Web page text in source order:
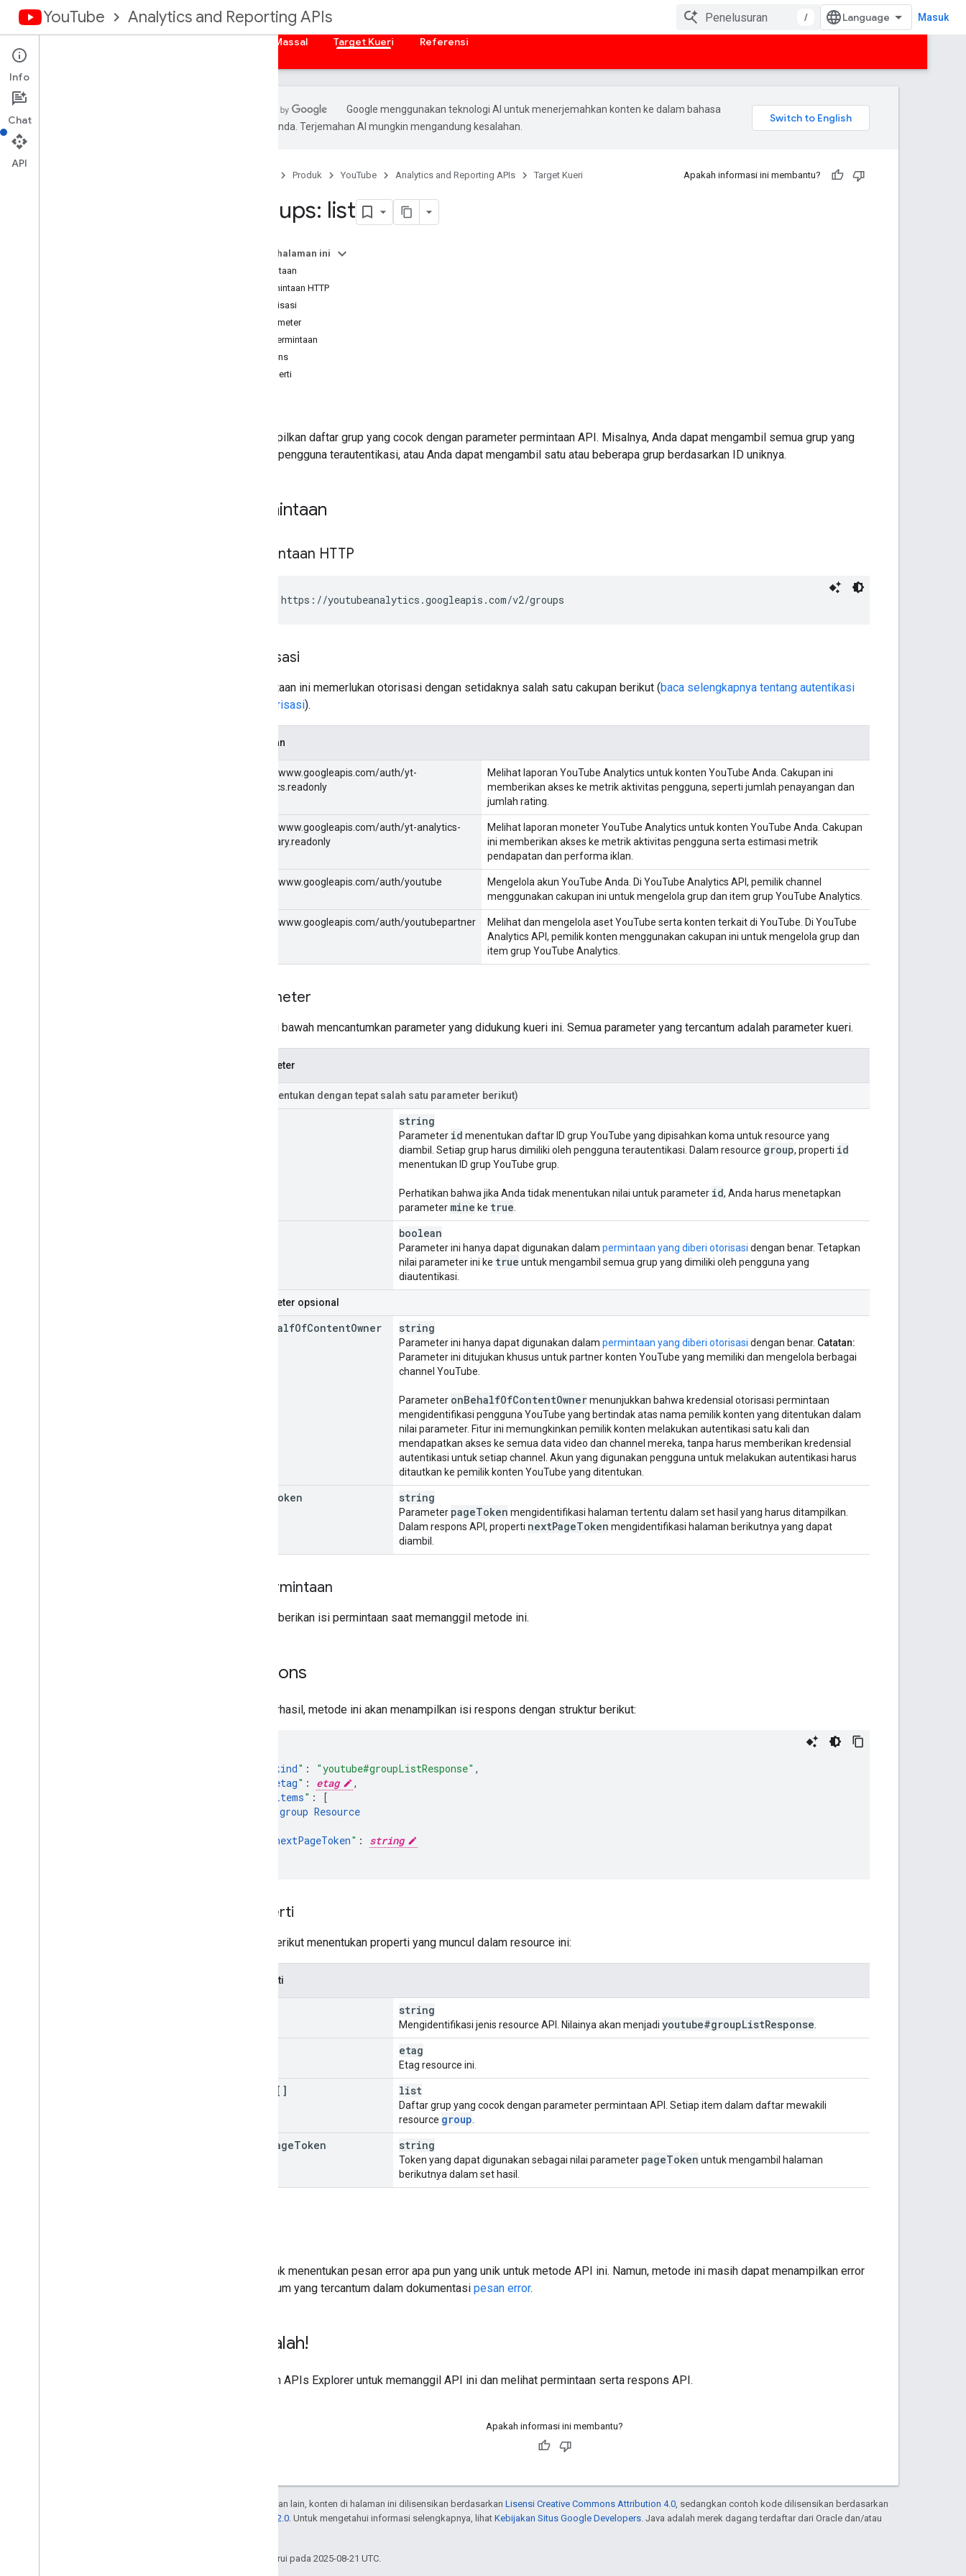
YouTube Analytics and Reporting APIs / Masuk
Laporan Massal Target Kueri Referensi
You
Google menggunakan teknologi AI untuk menerjemahkan konten ke dalam bahasa
pilihan Anda. Terjemahan AI mungkin mengandung kesalahan.
Produk YouTube Analytics and Reporting APIs Target Kueri Apakah informasi ini membantu?
Groups: list
Pada halaman ini
Permintaan
Permintaan HTTP
Otorisasi
Parameter
Isi permintaan
Respons
Properti
Menampilkan daftar grup yang cocok dengan parameter permintaan API. Misalnya, Anda dapat mengambil semua grup yang
dimiliki pengguna terautentikasi, atau Anda dapat mengambil satu atau beberapa grup berdasarkan ID uniknya.
Permintaan
Permintaan HTTP
GET https://youtubeanalytics.googleapis.com/v2/groups
Otorisasi
Permintaan ini memerlukan otorisasi dengan setidaknya salah satu cakupan berikut (baca selengkapnya tentang autentikasi
dan otorisasi).
Cakupan
https://www.googleapis.com/auth/yt-
analytics.readonly
Melihat laporan YouTube Analytics untuk konten YouTube Anda. Cakupan ini
memberikan akses ke metrik aktivitas pengguna, seperti jumlah penayangan dan
jumlah rating.
https://www.googleapis.com/auth/yt-analytics-
monetary.readonly
Melihat laporan moneter YouTube Analytics untuk konten YouTube Anda. Cakupan
ini memberikan akses ke metrik aktivitas pengguna serta estimasi metrik
pendapatan dan performa iklan.
https://www.googleapis.com/auth/youtube
Mengelola akun YouTube Anda. Di YouTube Analytics API, pemilik channel
menggunakan cakupan ini untuk mengelola grup dan item grup YouTube Analytics.
https://www.googleapis.com/auth/youtubepartner
Melihat dan mengelola aset YouTube serta konten terkait di YouTube. Di YouTube
Analytics API, pemilik konten menggunakan cakupan ini untuk mengelola grup dan
item grup YouTube Analytics.
Parameter
Tabel di bawah mencantumkan parameter yang didukung kueri ini. Semua parameter yang tercantum adalah parameter kueri.
Parameter
(tentukan dengan tepat salah satu parameter berikut)
string
Parameter id menentukan daftar ID grup YouTube yang dipisahkan koma untuk resource yang
diambil. Setiap grup harus dimiliki oleh pengguna terautentikasi. Dalam resource group, properti id
menentukan ID grup YouTube grup.
Perhatikan bahwa jika Anda tidak menentukan nilai untuk parameter id, Anda harus menetapkan
parameter mine ke true
boolean
Parameter ini hanya dapat digunakan dalam permintaan yang diberi otorisasi dengan benar. Tetapkan
nilai parameter ini ke true untuk mengambil semua grup yang dimiliki oleh pengguna yang
diautentikasi.
Parameter opsional
BehalfOfContentOwner string
Parameter ini hanya dapat digunakan dalam permintaan yang diberi otorisasi dengan benar. Catatan:
Parameter ini ditujukan khusus untuk partner konten YouTube yang memiliki dan mengelola berbagai
channel YouTube.
Parameter onBehalfOfContentOwnermenunjukkan bahwa kredensial otorisasi permintaan
mengidentifikasi pengguna YouTube yang bertindak atas nama pemilik konten yang ditentukan dalam
nilai parameter. Fitur ini memungkinkan pemilik konten melakukan autentikasi satu kali dan
mendapatkan akses ke semua data video dan channel mereka, tanpa harus memberikan kredensial
autentikasi untuk setiap channel. Akun yang digunakan pengguna untuk melakukan autentikasi harus
ditautkan ke pemilik konten YouTube yang ditentukan.
Token string
Parameter pageToken mengidentifikasi halaman tertentu dalam set hasil yang harus ditampilkan.
Dalam respons API, properti nextPageToken mengidentifikasi halaman berikutnya yang dapat
diambil.
Isi permintaan
Jangan berikan isi permintaan saat memanggil metode ini.
Respons
Jika berhasil, metode ini akan menampilkan isi respons dengan struktur berikut:
kind" : "youtube#groupListResponse" ,
etag" : etag
,
items" :
[
group Resource
nextPageToken" :
string
Properti
Tabel berikut menentukan properti yang muncul dalam resource ini:
Properti
string
Mengidentifikasi jenis resource API. Nilainya akan menjadi youtube#groupListResponse
etag
Etag resource ini.
items[] list
Daftar grup yang cocok dengan parameter permintaan API. Setiap item dalam daftar mewakili
resource group
PageToken string
Token yang dapat digunakan sebagai nilai parameter pageToken untuk mengambil halaman
berikutnya dalam set hasil.
API tidak menentukan pesan error apa pun yang unik untuk metode API ini. Namun, metode ini masih dapat menampilkan error
API umum yang tercantum dalam dokumentasi pesan error.
Cobalah!
Gunakan APIs Explorer untuk memanggil API ini dan melihat permintaan serta respons API.
Apakah informasi ini membantu?
Kecuali dinyatakan lain, konten di halaman ini dilisensikan berdasarkan Lisensi Creative Commons Attribution 4.0 , sedangkan contoh kode dilisensikan berdasarkan
Lisensi Apache 2.0 . Untuk mengetahui informasi selengkapnya, lihat Kebijakan Situs Google Developers . Java adalah merek dagang terdaftar dari Oracle dan/atau
Terakhir diperbarui pada 2025-08-21 UTC.
Info
Chat
API